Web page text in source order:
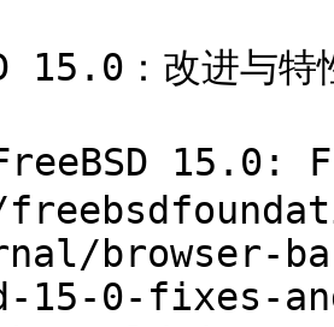
15.0：改进与特
15.0:
browser-
15-0-fixes-